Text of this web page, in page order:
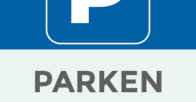
PARKEN